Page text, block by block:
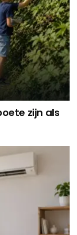
zijn als